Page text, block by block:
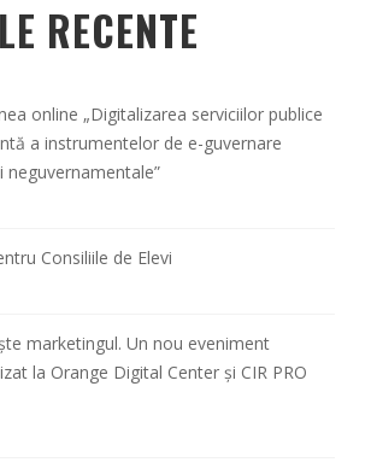
RECENTE
online „Digitalizarea serviciilor publice
a instrumentelor de e-guvernare
Consiliile de Elevi
marketingul. Un nou eveniment
la Orange Digital Center și CIR PRO